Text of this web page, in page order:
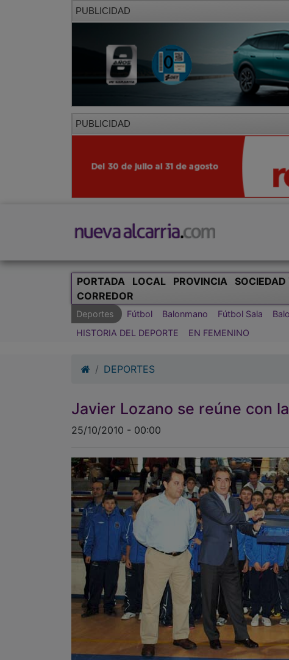
PUBLICIDAD
PUBLICIDAD
PORTADA LOCAL PROVINCIA
CORREDOR
Deportes Fútbol Balonmano Fútbol Sala
HISTORIA DEL DEPORTE
EN FEMENINO
DEPORTES
Javier Lozano se reúne con
25/10/2010 - 00:00